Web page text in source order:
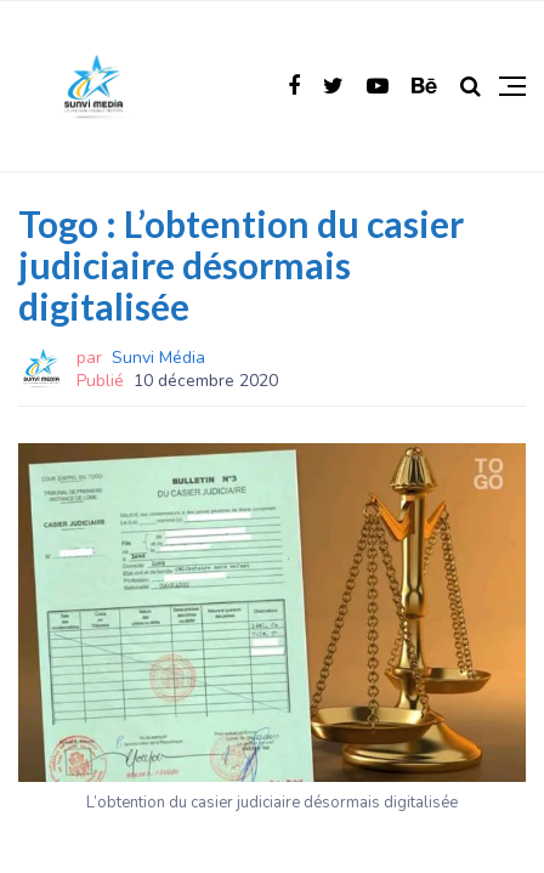
Togo : L’obtention du casier
judiciaire désormais
digitalisée
par Sunvi Média
Publié 10 décembre 2020
L’obtention du casier judiciaire désormais digitalisée